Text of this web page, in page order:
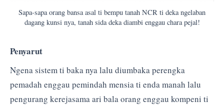
Sapa-sapa orang bansa asal ti bempu tanah NCR ti deka ngelaban
dagang kunsi nya, tanah sida deka diambi enggau chara pejal!
Penyarut
Ngena sistem ti baka nya lalu diumbaka perengka
pemadah enggau pemindah mensia ti enda manah lalu
pengurang kerejasama ari bala orang enggau kompeni ti